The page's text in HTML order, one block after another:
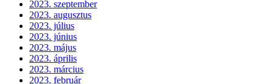
2023. szeptember
2023. augusztus
2023. július
2023. június
2023. május
2023. április
2023. március
2023. február